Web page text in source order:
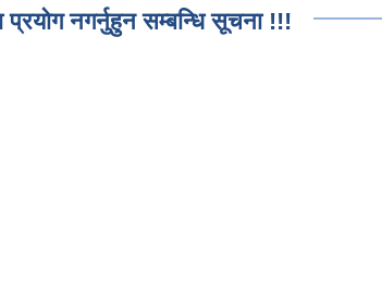
प्रयोग नगर्नुहुन सम्बन्धि सूचना !!!